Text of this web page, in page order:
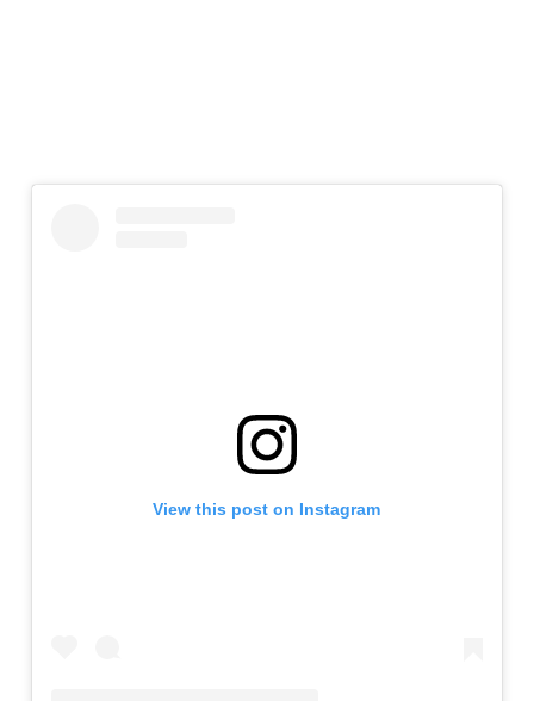
View this post on Instagram